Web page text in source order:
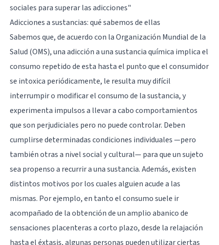
sociales para superar las adicciones"
Adicciones a sustancias: qué sabemos de ellas
Sabemos que, de acuerdo con la Organización Mundial de la
Salud (OMS), una adicción a una sustancia química implica el
consumo repetido de esta hasta el punto que el consumidor
se intoxica periódicamente, le resulta muy difícil
interrumpir o modificar el consumo de la sustancia, y
experimenta impulsos a llevar a cabo comportamientos
que son perjudiciales pero no puede controlar. Deben
cumplirse determinadas condiciones individuales —pero
también otras a nivel social y cultural— para que un sujeto
sea propenso a recurrir a una sustancia. Además, existen
distintos motivos por los cuales alguien acude a las
mismas. Por ejemplo, en tanto el consumo suele ir
acompañado de la obtención de un amplio abanico de
sensaciones placenteras a corto plazo, desde la relajación
hasta el éxtasis, algunas personas pueden utilizar ciertas